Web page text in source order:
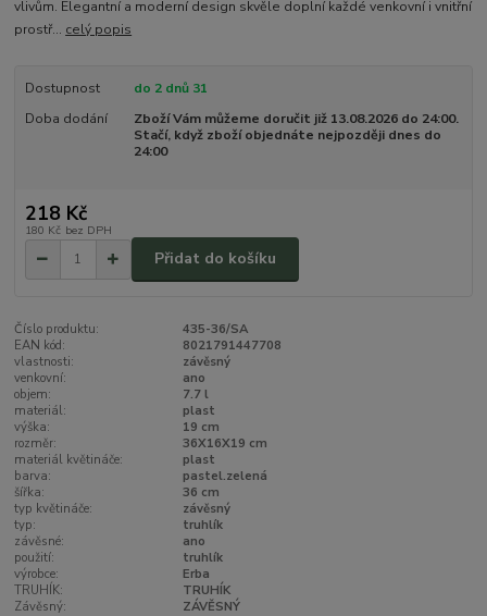
vlivům. Elegantní a moderní design skvěle doplní každé venkovní i vnitřní
prostř... celý popis
Dostupnost
do 2 dnů 31
Doba dodání
Zboží Vám můžeme doručit již 13.08.2026 do 24:00.
Stačí, když zboží objednáte nejpozději dnes do
24:00
218 Kč
180 Kč bez DPH
Přidat do košíku
Číslo produktu:
435-36/SA
EAN kód:
8021791447708
vlastnosti:
závěsný
venkovní:
ano
objem:
7.7 l
materiál:
plast
výška:
19 cm
rozměr:
36X16X19 cm
materiál květináče:
plast
barva:
pastel.zelená
šířka:
36 cm
typ květináče:
závěsný
typ:
truhlík
závěsné:
ano
použití:
truhlík
výrobce:
Erba
TRUHÍK:
TRUHÍK
Závěsný:
ZÁVĚSNÝ